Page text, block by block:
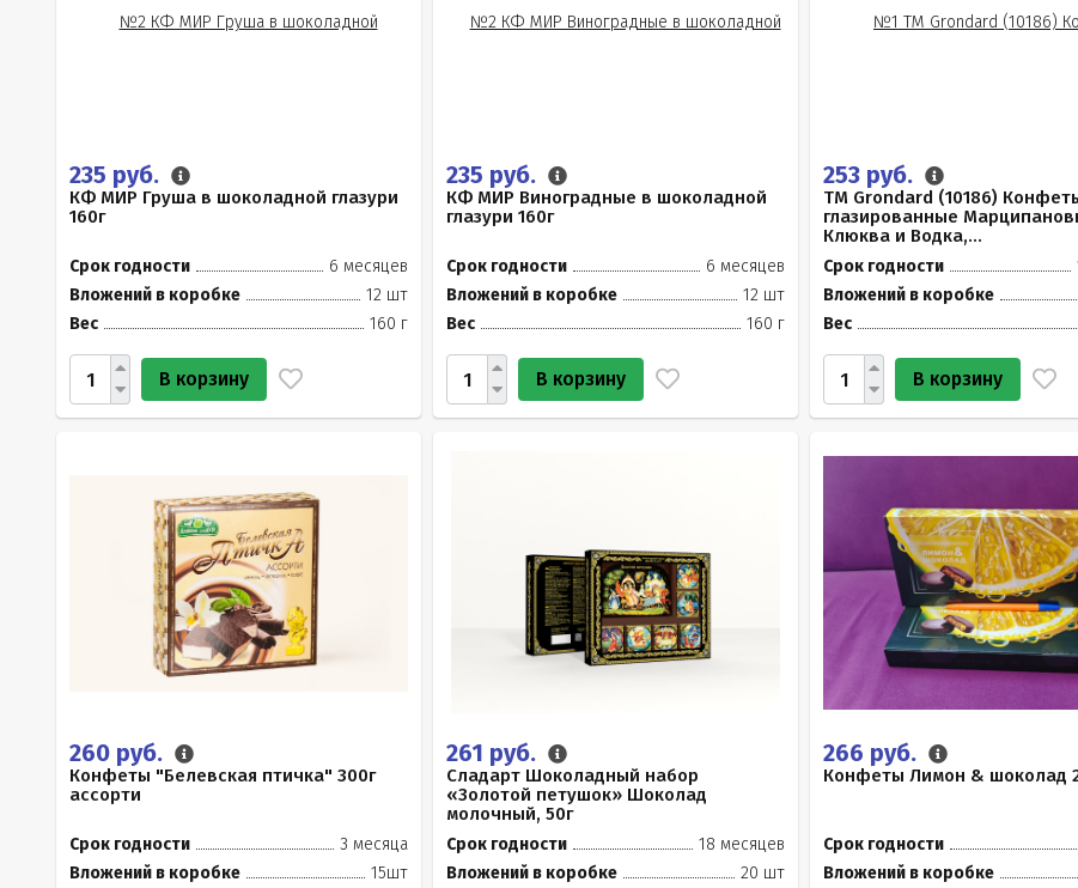
235 руб.
КФ МИР Груша в шоколадной глазури
160г
Срок годности
6 месяцев
Вложений в коробке
12 шт
Вес
160 г
В корзину
235 руб.
КФ МИР Виноградные в шоколадной
глазури 160г
Срок годности
6 месяцев
Вложений в коробке
12 шт
Вес
160 г
В корзину
253 руб.
TM Grondard (10186)
глазированные
Клюква и Водка,...
Срок годности
Вложений в коробке
Вес
В корзину
260 руб.
Конфеты "Белевская птичка" 300г
ассорти
Срок годности
3 месяца
Вложений в коробке
15шт
261 руб.
Сладарт Шоколадный набор
«Золотой петушок» Шоколад
молочный, 50г
Срок годности
18 месяцев
Вложений в коробке
20 шт
266 руб.
Конфеты Лимон & шоколад
Срок годности
Вложений в коробке